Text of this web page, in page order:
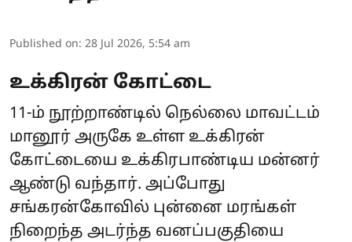
Published on: 28 Jul 2026, 5:54 am
உக்கிரன் கோட்டை
11-ம் நூற்றாண்டில் நெல்லை மாவட்டம்
மானூர் அருகே உள்ள உக்கிரன்
கோட்டையை உக்கிரபாண்டிய மன்னர்
ஆண்டு வந்தார். அப்போது
சங்கரன்கோவில் புன்னை மரங்கள்
நிறைந்த அடர்ந்த வனப்பகுதியை